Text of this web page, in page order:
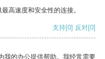
高速度和安全性的连接。
支持[0] 反对[0]
我的办公提供帮助。我经常需要